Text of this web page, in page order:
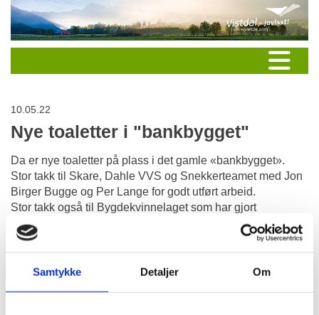
Samtykke Detaljer Om
10.05.22
Nye toaletter i "bankbygget"
Da er nye toaletter på plass i det gamle «bankbygget».
Stor takk til Skare, Dahle VVS og Snekkerteamet med Jon
Birger Bugge og Per Lange for godt utført arbeid.
Stor takk også til Bygdekvinnelaget som har gjort
rasteplassen vårfin og klar for sommeren.